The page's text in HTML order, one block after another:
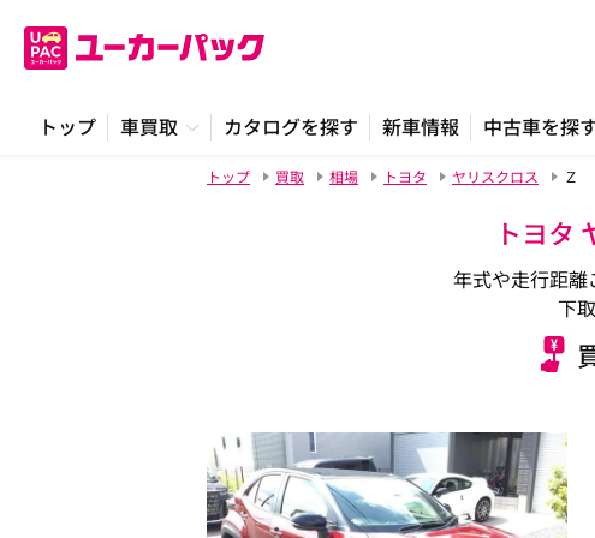
トップ 車買取 カタログを探す 新車情報 中古車を探
トップ 買取 相場 トヨタ ヤリスクロス Ｚ
トヨタ
年式や走行距離
下